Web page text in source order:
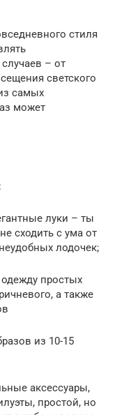
стиля
– от
светского
самых
может
луки – ты
сходить с ума от
лодочек;
простых
а также
из 10-15
аксессуары,
простой, но